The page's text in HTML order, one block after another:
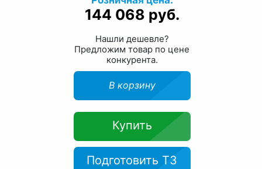
144 068 руб.
Нашли дешевле?
Предложим товар по цене
конкурента.
В корзину
Купить
Подготовить ТЗ